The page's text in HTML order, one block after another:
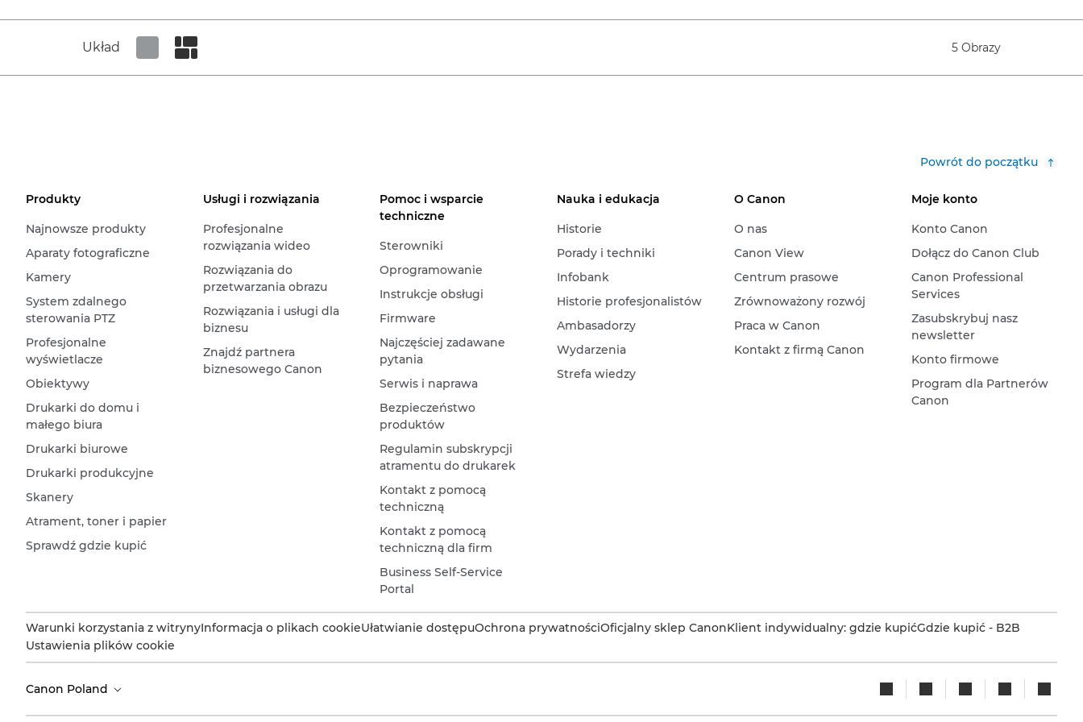
Układ 5 Obrazy
Powrót do początku
Produkty
Najnowsze produkty
Aparaty fotograficzne
Kamery
System zdalnego
sterowania PTZ
Profesjonalne
wyświetlacze
Obiektywy
Drukarki do domu i
małego biura
Drukarki biurowe
Drukarki produkcyjne
Skanery
Atrament, toner i papier
Sprawdź gdzie kupić
Usługi i rozwiązania
Profesjonalne
rozwiązania wideo
Rozwiązania do
przetwarzania obrazu
Rozwiązania i usługi dla
biznesu
Znajdź partnera
biznesowego Canon
Pomoc i wsparcie
techniczne
Sterowniki
Oprogramowanie
Instrukcje obsługi
Firmware
Najczęściej zadawane
pytania
Serwis i naprawa
Bezpieczeństwo
produktów
Regulamin subskrypcji
atramentu do drukarek
Kontakt z pomocą
techniczną
Kontakt z pomocą
techniczną dla firm
Business Self-Service
Portal
Nauka i edukacja
Historie
Porady i techniki
Infobank
Historie profesjonalistów
Ambasadorzy
Wydarzenia
Strefa wiedzy
O Canon
O nas
Canon View
Centrum prasowe
Zrównoważony rozwój
Praca w Canon
Kontakt z firmą Canon
Moje konto
Konto Canon
Dołącz do Canon Club
Canon Professional
Services
Zasubskrybuj nasz
newsletter
Konto firmowe
Program dla Partnerów
Canon
Warunki korzystania z witrynyInformacja o plikach cookieUłatwianie dostępuOchrona prywatnościOficjalny sklep CanonKlient indywidualny: gdzie kupićGdzie kupić - B2B
Ustawienia plików cookie
Canon Poland